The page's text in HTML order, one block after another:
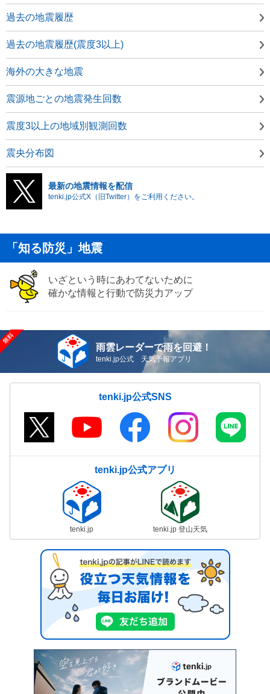
過去の地震履歴
過去の地震履歴(震度3以上)
海外の大きな地震
震源地ごとの地震発生回数
震度3以上の地域別観測回数
震央分布図
最新の地震情報を配信
tenki.jp公式X（旧Twitter）をご利用ください。
「知る防災」地震
いざという時にあわてないために
確かな情報と行動で防災力アップ
雨雲レーダーで雨を回避！
tenki.jp公式 天気予報アプリ
tenki.jp公式SNS
tenki.jp公式アプリ
tenki.jp tenki.jp 登山天気